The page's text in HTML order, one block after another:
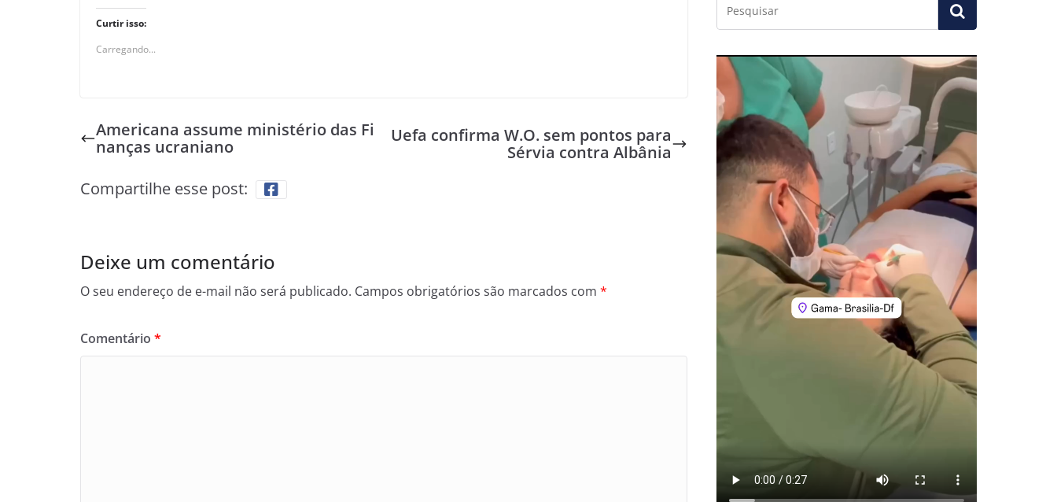
Curtir isso:
Carregando...
Americana assume ministério das Fi
nanças ucraniano
Uefa confirma W.O. sem pontos para
Sérvia contra Albânia
Compartilhe esse post:
Deixe um comentário
O seu endereço de e-mail não será publicado. Campos obrigatórios são marcados com *
Comentário *